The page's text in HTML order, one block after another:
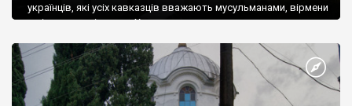
українців, які усіх кавказців вважають мусульманами, вірмени
є відданими вірянами Христа